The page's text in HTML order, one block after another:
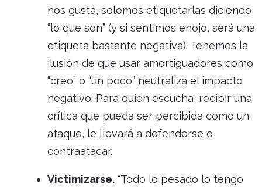
nos gusta, solemos etiquetarlas diciendo
“lo que son” (y si sentimos enojo, será una
etiqueta bastante negativa). Tenemos la
ilusión de que usar amortiguadores como
“creo” o “un poco” neutraliza el impacto
negativo. Para quien escucha, recibir una
crítica que pueda ser percibida como un
ataque, le llevará a defenderse o
contraatacar.
Victimizarse.“Todo lo pesado lo tengo